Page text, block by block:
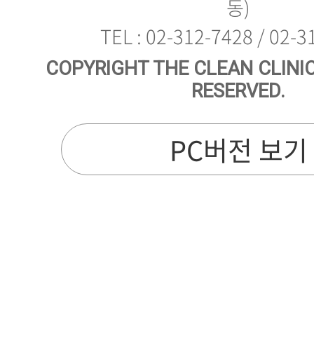
동)
TEL : 02-312-7428 / 02-
RESERVED.
PC버전 보기